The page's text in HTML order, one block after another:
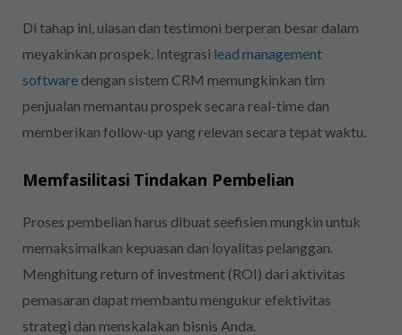
Di tahap ini, ulasan dan testimoni berperan besar dalam
meyakinkan prospek. Integrasi lead management
software dengan sistem CRM memungkinkan tim
penjualan memantau prospek secara real-time dan
memberikan follow-up yang relevan secara tepat waktu.
Memfasilitasi Tindakan Pembelian
Proses pembelian harus dibuat seefisien mungkin untuk
memaksimalkan kepuasan dan loyalitas pelanggan.
Menghitung return of investment (ROI) dari aktivitas
pemasaran dapat membantu mengukur efektivitas
strategi dan menskalakan bisnis Anda.